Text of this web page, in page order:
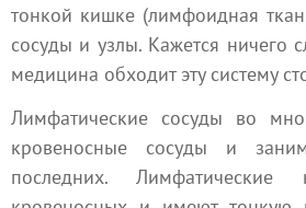
тонкой кишке (лимфоидная
сосуды и узлы. Кажется ничего
медицина обходит эту систему
Лимфатические сосуды во
кровеносные сосуды и
последних. Лимфатические